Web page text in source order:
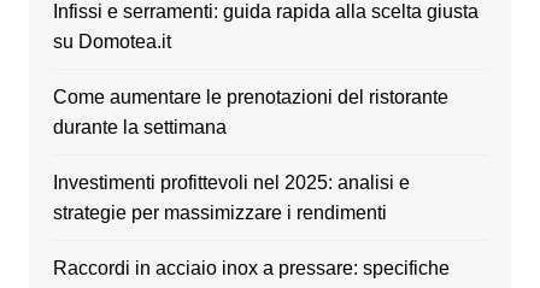
Infissi e serramenti: guida rapida alla scelta giusta
su Domotea.it
Come aumentare le prenotazioni del ristorante
durante la settimana
Investimenti profittevoli nel 2025: analisi e
strategie per massimizzare i rendimenti
Raccordi in acciaio inox a pressare: specifiche